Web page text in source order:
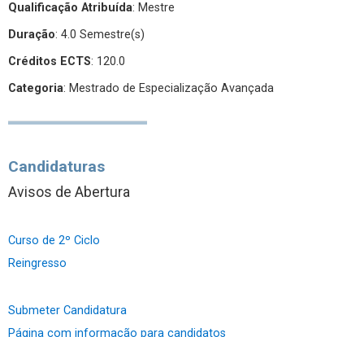
Qualificação Atribuída: Mestre
Duração: 4.0 Semestre(s)
Créditos ECTS: 120.0
Categoria: Mestrado de Especialização Avançada
Candidaturas
Avisos de Abertura
Curso de 2º Ciclo
Reingresso
Submeter Candidatura
Página com informação para candidatos